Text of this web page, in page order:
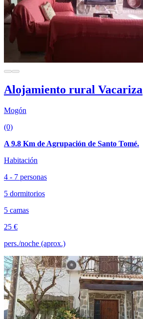
Alojamiento rural Vacariza
Mogón
(0)
A 9.8 Km de Agrupación de Santo Tomé.
Habitación
4 - 7 personas
5 dormitorios
5 camas
25 €
pers./noche (aprox.)